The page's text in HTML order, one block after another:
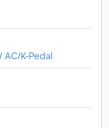
AC/K-Pedal